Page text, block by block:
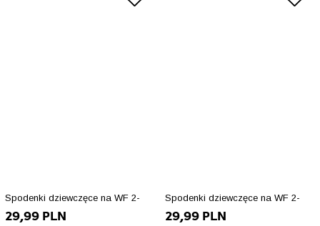
Spodenki dziewczęce na WF 2-
pak 158
29,99 PLN
Spodenki dziewczęce na WF 2-
pak 152
29,99 PLN